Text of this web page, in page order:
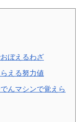
ぼえるわざ
える努力値
んマシンで覚えら